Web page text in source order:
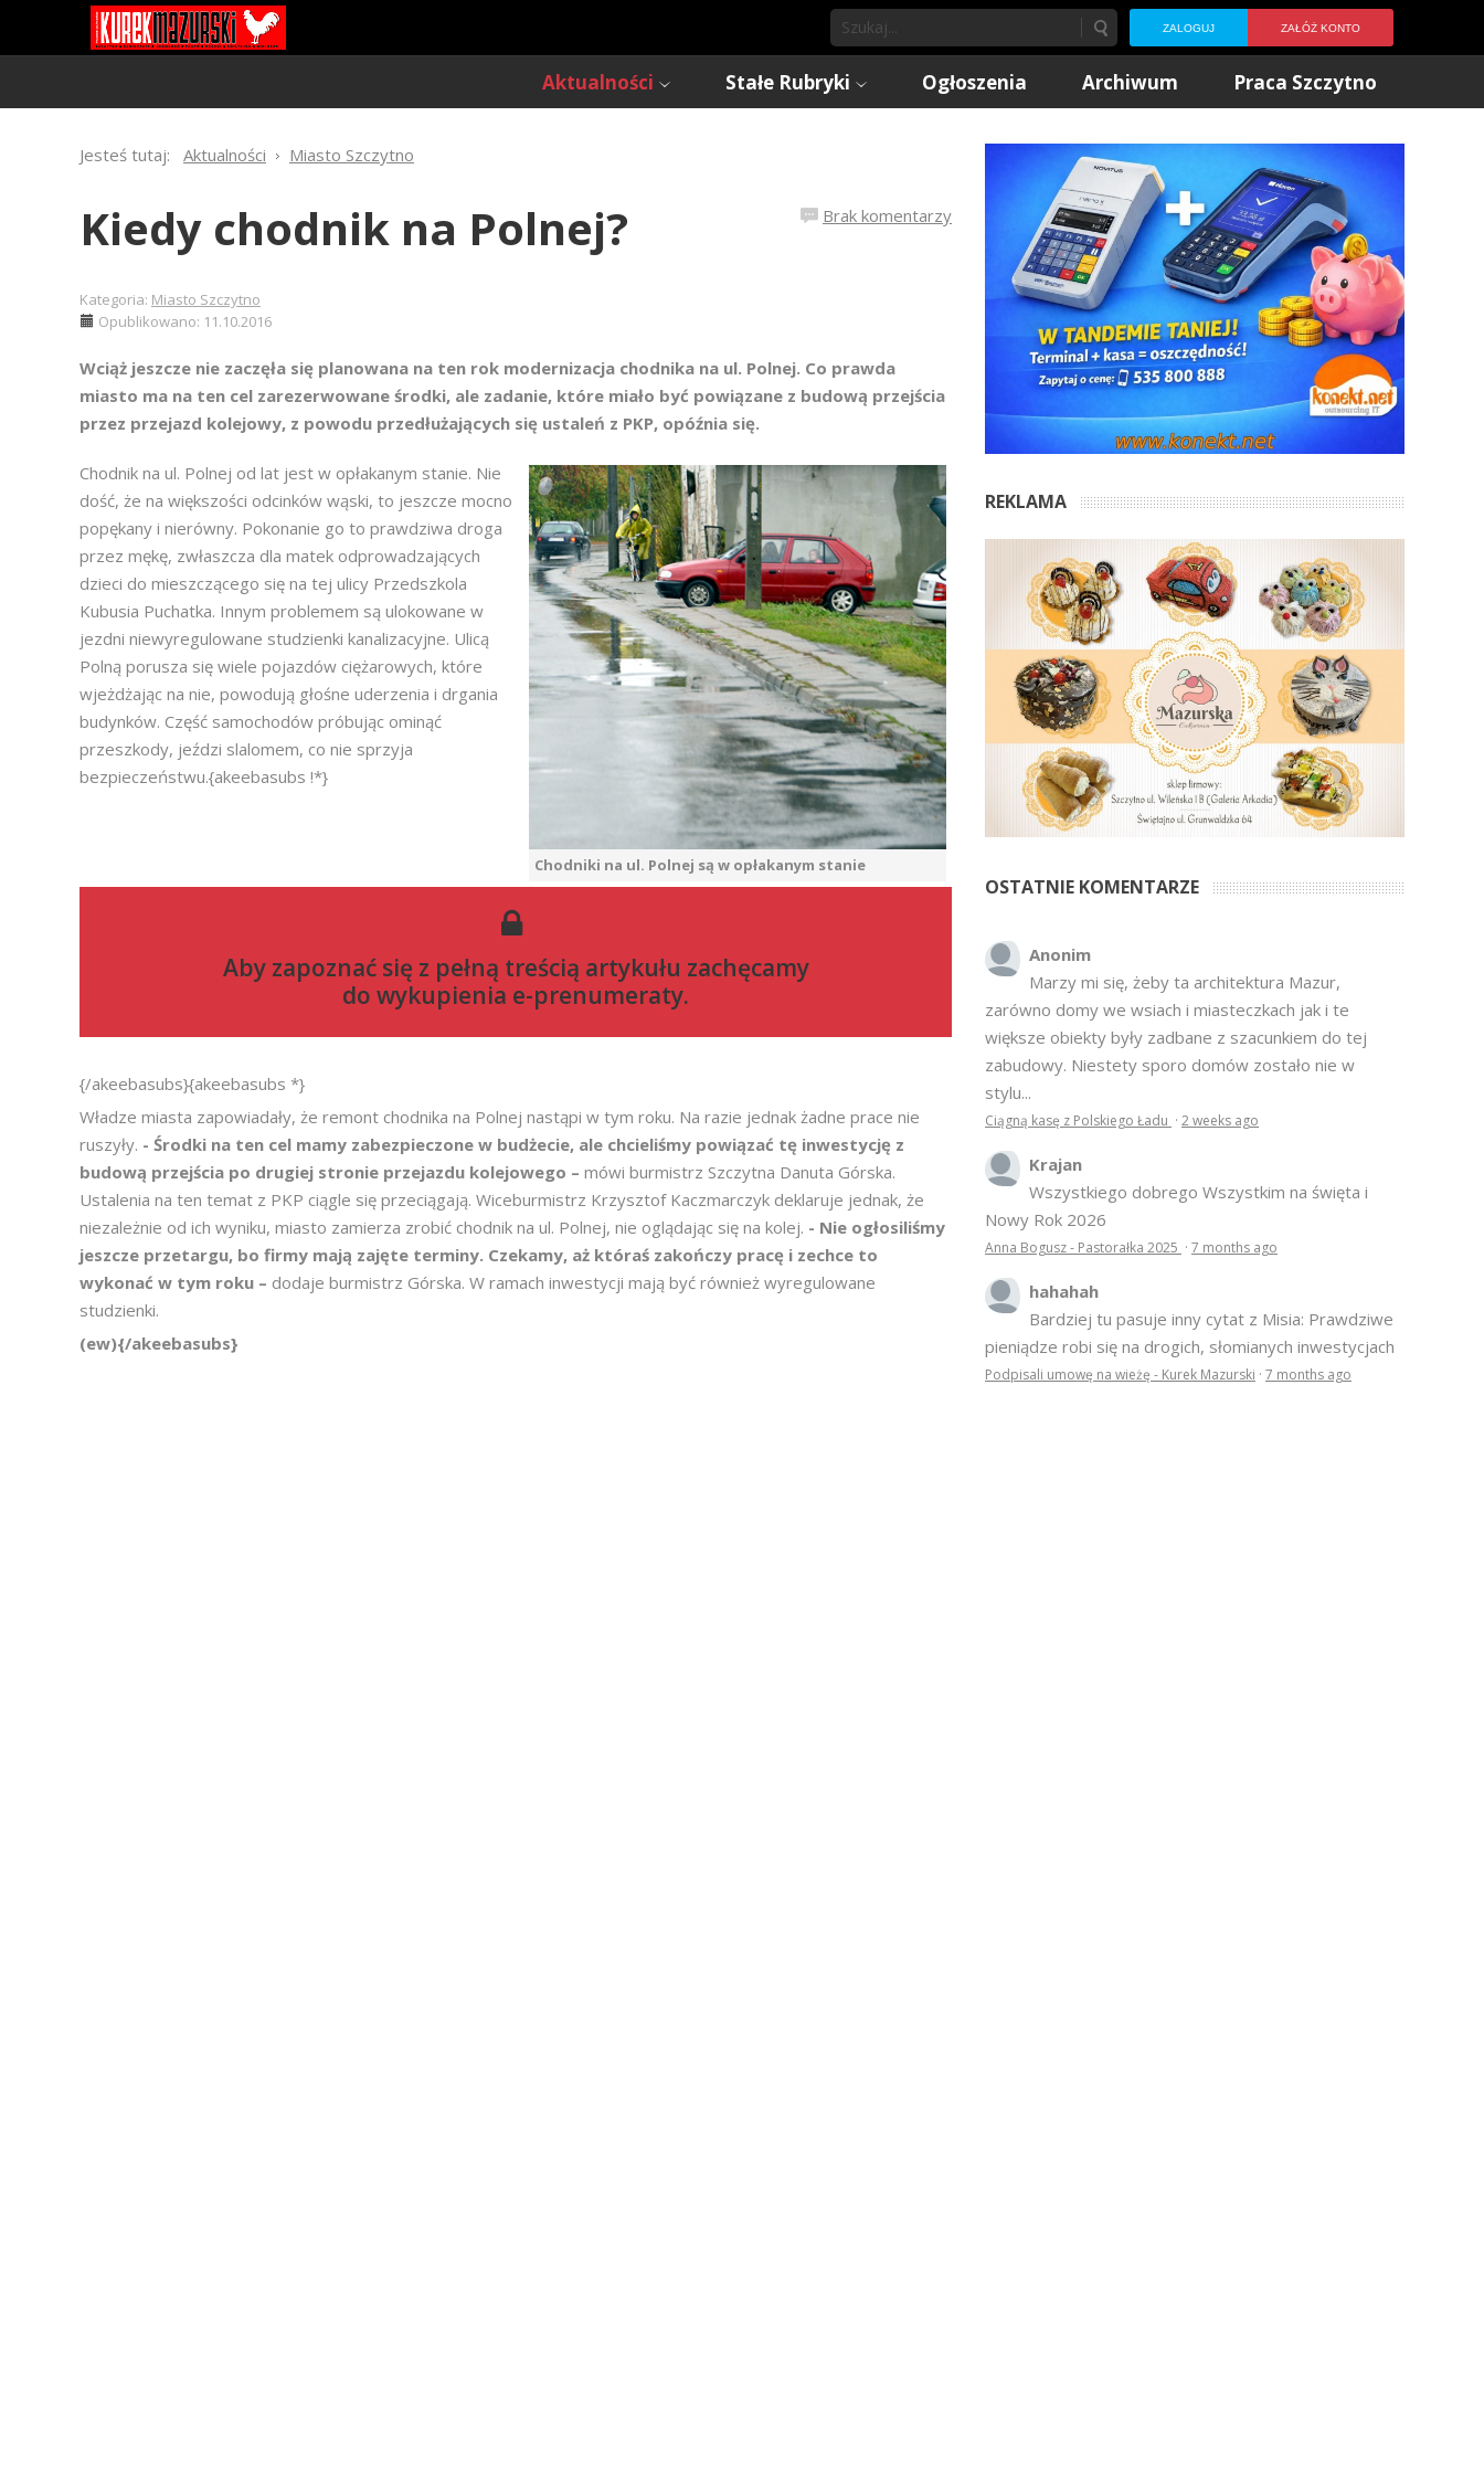
ZALOGUJ ZAŁÓŻ KONTO
Aktualności Stałe Rubryki Ogłoszenia Archiwum Praca Szczytno
Jesteś tutaj: Aktualności Miasto Szczytno
Brak komentarzy
Kiedy chodnik na Polnej?
Kategoria: Miasto Szczytno
Opublikowano: 11.10.2016
Wciąż jeszcze nie zaczęła się planowana na ten rok modernizacja chodnika na ul. Polnej. Co prawda
miasto ma na ten cel zarezerwowane środki, ale zadanie, które miało być powiązane z budową przejścia
przez przejazd kolejowy, z powodu przedłużających się ustaleń z PKP, opóźnia się.
Chodniki na ul. Polnej są w opłakanym stanie
Chodnik na ul. Polnej od lat jest w opłakanym stanie. Nie
dość, że na większości odcinków wąski, to jeszcze mocno
popękany i nierówny. Pokonanie go to prawdziwa droga
przez mękę, zwłaszcza dla matek odprowadzających
dzieci do mieszczącego się na tej ulicy Przedszkola
Kubusia Puchatka. Innym problemem są ulokowane w
jezdni niewyregulowane studzienki kanalizacyjne. Ulicą
Polną porusza się wiele pojazdów ciężarowych, które
wjeżdżając na nie, powodują głośne uderzenia i drgania
budynków. Część samochodów próbując ominąć
przeszkody, jeździ slalomem, co nie sprzyja
bezpieczeństwu.{akeebasubs !*}
Aby zapoznać się z pełną treścią artykułu zachęcamy
do wykupienia e-prenumeraty.
{/akeebasubs}{akeebasubs *}
Władze miasta zapowiadały, że remont chodnika na Polnej nastąpi w tym roku. Na razie jednak żadne prace nie
ruszyły. - Środki na ten cel mamy zabezpieczone w budżecie, ale chcieliśmy powiązać tę inwestycję z
budową przejścia po drugiej stronie przejazdu kolejowego – mówi burmistrz Szczytna Danuta Górska.
Ustalenia na ten temat z PKP ciągle się przeciągają. Wiceburmistrz Krzysztof Kaczmarczyk deklaruje jednak, że
niezależnie od ich wyniku, miasto zamierza zrobić chodnik na ul. Polnej, nie oglądając się na kolej. - Nie ogłosiliśmy
jeszcze przetargu, bo firmy mają zajęte terminy. Czekamy, aż któraś zakończy pracę i zechce to
wykonać w tym roku – dodaje burmistrz Górska. W ramach inwestycji mają być również wyregulowane
studzienki.
(ew){/akeebasubs}
REKLAMA
OSTATNIE KOMENTARZE
Anonim
Marzy mi się, żeby ta architektura Mazur,
zarówno domy we wsiach i miasteczkach jak i te
większe obiekty były zadbane z szacunkiem do tej
zabudowy. Niestety sporo domów zostało nie w
stylu...
Ciągną kasę z Polskiego Ładu · 2 weeks ago
Krajan
Wszystkiego dobrego Wszystkim na święta i
Nowy Rok 2026
Anna Bogusz - Pastorałka 2025 · 7 months ago
hahahah
Bardziej tu pasuje inny cytat z Misia: Prawdziwe
pieniądze robi się na drogich, słomianych inwestycjach
Podpisali umowę na wieżę - Kurek Mazurski · 7 months ago